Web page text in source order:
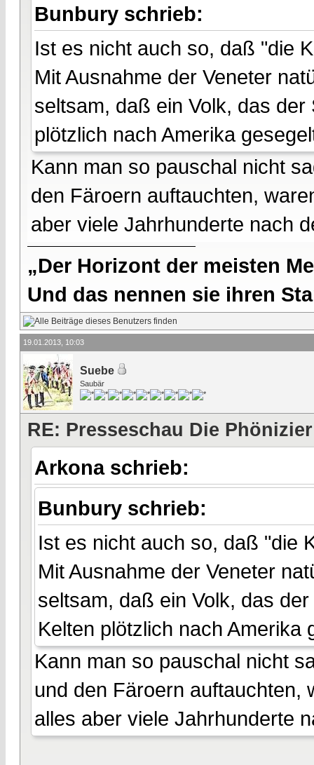
Bunbury schrieb:
Ist es nicht auch so, daß "die
Mit Ausnahme der Veneter
seltsam, daß ein Volk, das
plötzlich nach Amerika
Kann man so pauschal nicht
den Färoern auftauchten,
aber viele Jahrhunderte nach
„Der Horizont der meisten
Und das nennen sie ihren
19.01.2013, 10:03
Suebe
Saubär
RE: Presseschau Die
Arkona schrieb:
Bunbury schrieb:
Ist es nicht auch so, daß "die
Mit Ausnahme der Veneter
seltsam, daß ein Volk, das
Kelten plötzlich nach Amerika
Kann man so pauschal nicht
und den Färoern auftauchten,
alles aber viele Jahrhunderte